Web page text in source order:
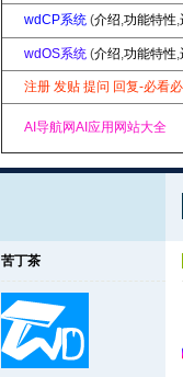
wdCP系统 (介绍,功能特性,
wdOS系统 (介绍,功能特性,
注册 发贴 提问 回复-必看
AI导航网AI应用网站大全
苦丁茶